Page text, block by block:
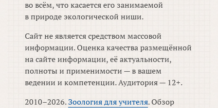
во всём, что касается его занимаемой
в природе экологической ниши.
Сайт не является средством массовой
информации. Оценка качества размещённой
на сайте информации, её актуальности,
полноты и применимости — в вашем
ведении и компетенции. Аудитория — 12+.
2010–2026.Зоология для учителя. Обзор